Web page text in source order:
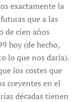
exactamente la
que a las
de cien años
hoy (de hecho,
lo que nos daría).
los costes que
creyentes en el
décadas tienen